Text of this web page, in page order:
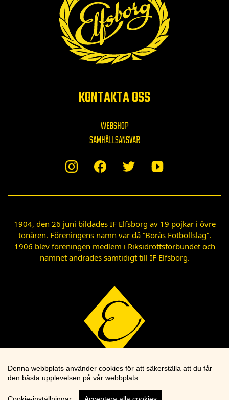
KONTAKTA OSS
WEBSHOP
SAMHÄLLSANSVAR
1904, den 26 juni bildades IF Elfsborg av 19 pojkar i övre
tonåren. Föreningens namn var då ”Borås Fotbollslag”.
1906 blev föreningen medlem i Riksidrottsförbundet och
namnet ändrades samtidigt till IF Elfsborg.
Denna webbplats använder cookies för att säkerställa att du får
den bästa upplevelsen på vår webbplats.